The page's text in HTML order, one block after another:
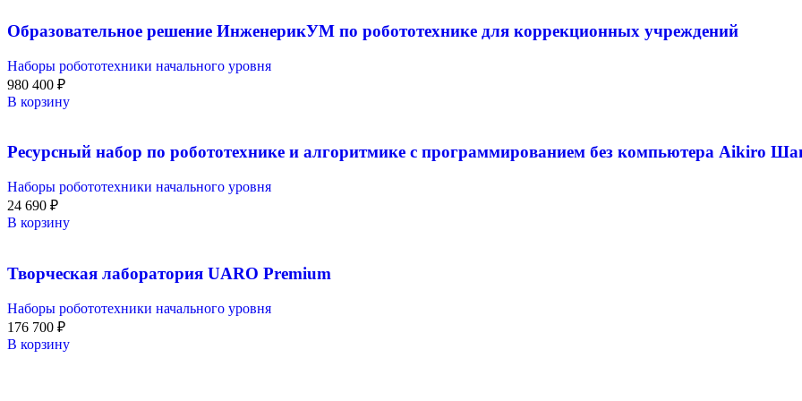
Образовательное решение ИнженерикУМ по робототехнике для коррекционных учреждений
Наборы робототехники начального уровня
980 400 ₽
В корзину
Ресурсный набор по робототехнике и алгоритмике с программированием без компьютера Aikiro
Наборы робототехники начального уровня
24 690 ₽
В корзину
Творческая лаборатория UARO Premium
Наборы робототехники начального уровня
176 700 ₽
В корзину